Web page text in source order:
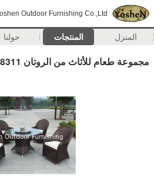
Outdoor Furnishing Co.,Ltd
المنزل المنتجات حولنا
مجموعة طعام للأثاث من الروتان 8311